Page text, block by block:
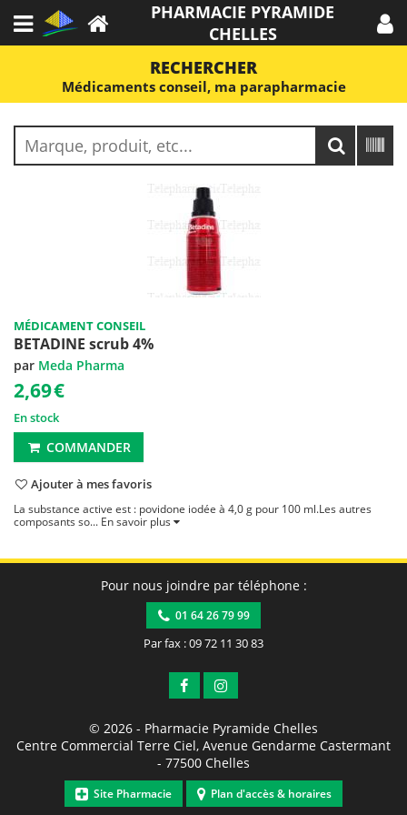
PHARMACIE PYRAMIDE
CHELLES
RECHERCHER
Médicaments conseil, ma parapharmacie
MÉDICAMENT CONSEIL
BETADINE scrub 4%
par Meda Pharma
2,69€
En stock
COMMANDER
Ajouter à mes favoris
La substance active est : povidone iodée à 4,0 g pour 100 ml.Les autres
composants so... En savoir plus
Pour nous joindre par téléphone :
01 64 26 79 99
Par fax : 09 72 11 30 83
© 2026 - Pharmacie Pyramide Chelles
Centre Commercial Terre Ciel, Avenue Gendarme Castermant
- 77500 Chelles
Site Pharmacie Plan d'accès & horaires